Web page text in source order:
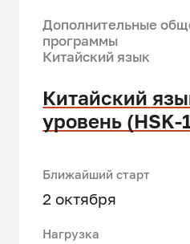
Дополнительные
программы
Китайский язык
Китайский
уровень (HSK-
Ближайший старт
2 октября
Нагрузка